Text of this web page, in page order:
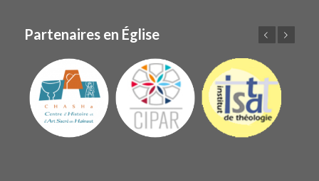
Partenaires en Église